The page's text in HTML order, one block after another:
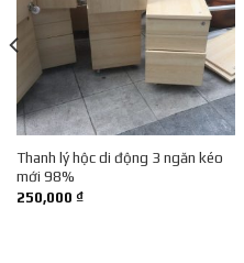
Thanh lý hộc di động 3 ngăn kéo
mới 98%
250,000 ₫